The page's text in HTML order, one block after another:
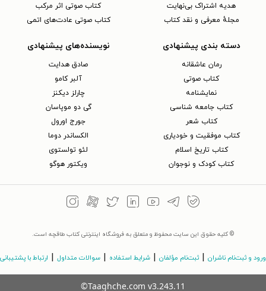
هدیه اشتراک بی‌نهایت
مجلهٔ معرفی و نقد کتاب
کتاب صوتی اثر مرکب
کتاب صوتی عادت‌های اتمی
دسته بندی پیشنهادی
رمان عاشقانه
کتاب‌ صوتی
نمایشنامه
کتاب جامعه شناسی
کتاب شعر
کتاب موفقیت و خودیاری
کتاب تاریخ اسلام
کتاب کودک و نوجوان
نویسنده‌های پیشنهادی
صادق هدایت
آلبر کامو
چارلز دیکنز
گی دو موپاسان
جورج اورول
الکساندر دوما
لئو تولستوی
ویکتور هوگو
© کلیه حقوق این سایت محفوظ و متعلق به فروشگاه اینترنتی کتاب طاقچه است.
ورود و ثبت‌نام ناشران ثبت‌نام مؤلفان شرایط استفاده سوالات متداول ارتباط با پشتیبانی
©Taaghche.com v3.243.11